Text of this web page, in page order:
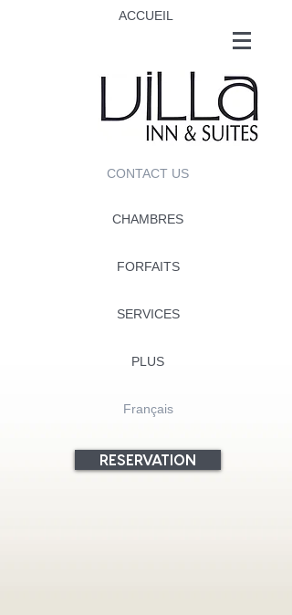
ACCUEIL
CONTACT US
CHAMBRES
FORFAITS
SERVICES
PLUS
Français
RESERVATION